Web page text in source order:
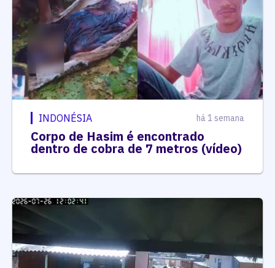
INDONÉSIA há 1 semana
Corpo de Hasim é encontrado
dentro de cobra de 7 metros (vídeo)